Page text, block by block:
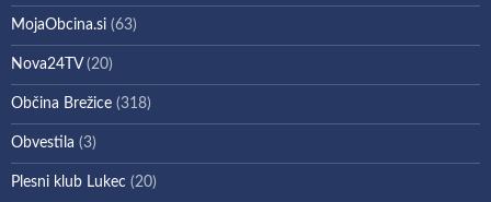
MojaObcina.si (63)
Nova24TV(20)
Občina Brežice (318)
Obvestila (3)
Plesni klub Lukec (20)